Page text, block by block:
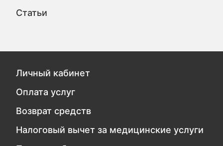
Статьи
Личный кабинет
Оплата услуг
Возврат средств
Налоговый вычет за медицинские услуги